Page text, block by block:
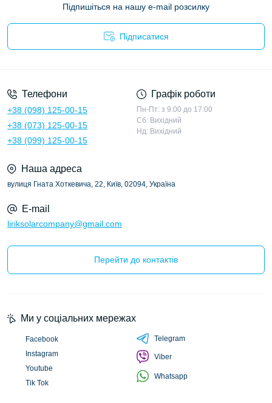
Підпишіться на нашу e-mail розсилку
Підписатися
Телефони
+38 (098) 125-00-15
+38 (073) 125-00-15
+38 (099) 125-00-15
Графік роботи
Пн-Пт: з 9:00 до 17:00
Сб: Вихідний
Нд: Вихідний
Наша адреса
вулиця Гната Хоткевича, 22, Київ, 02094, Україна
E-mail
liriksolarcompany@gmail.com
Перейти до контактів
Ми у соціальних мережах
Facebook
Instagram
Youtube
Tik Tok
Telegram
Viber
Whatsapp